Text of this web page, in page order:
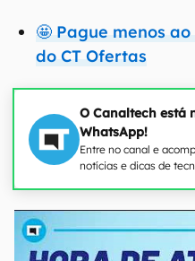
🤩 Pague menos
do CT Ofertas
O Canaltech está
WhatsApp!
Entre no canal e
notícias e dicas de